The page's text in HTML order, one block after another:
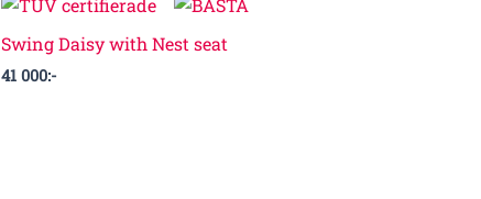
Swing Daisy with Nest seat
41 000:-